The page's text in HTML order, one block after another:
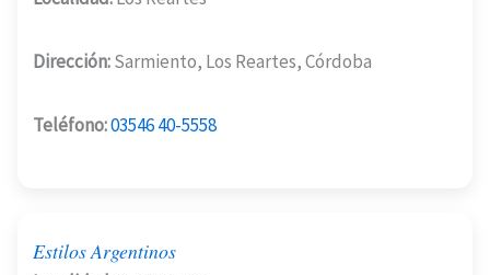
Dirección:Sarmiento, Los Reartes, Córdoba
Teléfono:03546 40-5558
Estilos Argentinos